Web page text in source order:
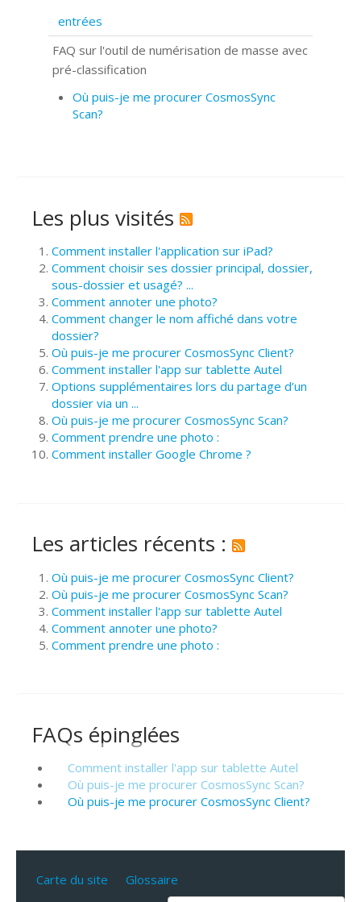
entrées
FAQ sur l'outil de numérisation de masse avec
pré-classification
Où puis-je me procurer CosmosSync
Scan?
Les plus visités
Comment installer l'application sur iPad?
Comment choisir ses dossier principal, dossier,
sous-dossier et usagé? ...
Comment annoter une photo?
Comment changer le nom affiché dans votre
dossier?
Où puis-je me procurer CosmosSync Client?
Comment installer l'app sur tablette Autel
Options supplémentaires lors du partage d’un
dossier via un ...
Où puis-je me procurer CosmosSync Scan?
Comment prendre une photo :
Comment installer Google Chrome ?
Les articles récents :
Où puis-je me procurer CosmosSync Client?
Où puis-je me procurer CosmosSync Scan?
Comment installer l'app sur tablette Autel
Comment annoter une photo?
Comment prendre une photo :
FAQs épinglées
Comment installer l'app sur tablette Autel
Où puis-je me procurer CosmosSync Scan?
Où puis-je me procurer CosmosSync Client?
Carte du site Glossaire